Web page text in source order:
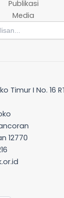
Publikasi
Media
Timur I No. 16
12770